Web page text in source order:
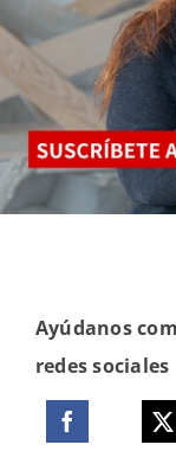
Ayúdanos
redes sociales